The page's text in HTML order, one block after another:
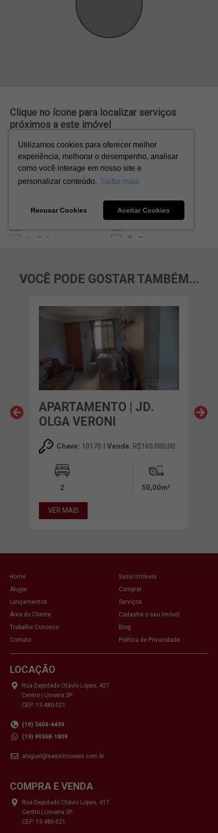
VOCÊ PODE GOSTAR TAMBÉM...
APARTAMENTO | JD.
OLGA VERONI
Chave: 10170 | Venda: R$160.000,00
2 50,00m²
VER MAIS
Home
Sassi Imóveis
Alugar
Comprar
Lançamentos
Serviços
Área do Cliente
Cadastre o seu Imóvel
Trabalhe Conosco
Blog
Contato
Política de Privacidade
LOCAÇÃO
Rua Deputado Otávio Lopes, 427
Centro | Limeira SP
CEP: 13.480-021
(19) 3404-4499
(19) 99368-1809
aluguel@sassiimoveis.com.br
COMPRA E VENDA
Rua Deputado Otávio Lopes, 417
Centro | Limeira SP
CEP: 13.480-021